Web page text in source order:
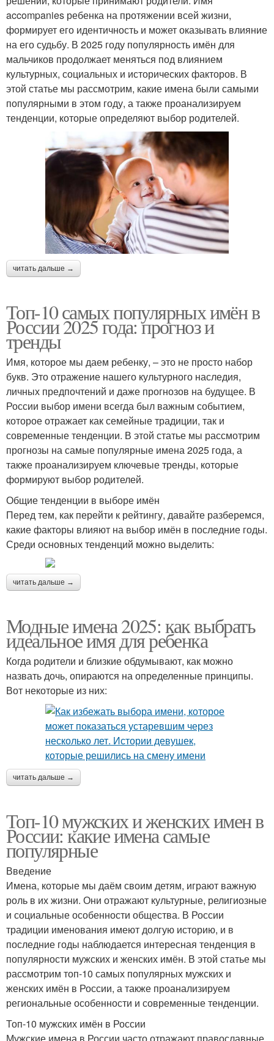
accompanies ребенка на протяжении всей жизни,
формирует его идентичность и может оказывать влияние
на его судьбу. В 2025 году популярность имён для
мальчиков продолжает меняться под влиянием
культурных, социальных и исторических факторов. В
этой статье мы рассмотрим, какие имена были самыми
популярными в этом году, а также проанализируем
тенденции, которые определяют выбор родителей.
читать дальше →
Топ-10 самых популярных имён в
России 2025 года: прогноз и
тренды
Имя, которое мы даем ребенку, – это не просто набор
букв. Это отражение нашего культурного наследия,
личных предпочтений и даже прогнозов на будущее. В
России выбор имени всегда был важным событием,
которое отражает как семейные традиции, так и
современные тенденции. В этой статье мы рассмотрим
прогнозы на самые популярные имена 2025 года, а
также проанализируем ключевые тренды, которые
формируют выбор родителей.
Общие тенденции в выборе имён
Перед тем, как перейти к рейтингу, давайте разберемся,
какие факторы влияют на выбор имён в последние годы.
Среди основных тенденций можно выделить:
читать дальше →
Модные имена 2025: как выбрать
идеальное имя для ребенка
Когда родители и близкие обдумывают, как можно
назвать дочь, опираются на определенные принципы.
Вот некоторые из них:
читать дальше →
Топ-10 мужских и женских имен в
России: какие имена самые
популярные
Введение
Имена, которые мы даём своим детям, играют важную
роль в их жизни. Они отражают культурные, религиозные
и социальные особенности общества. В России
традиции именования имеют долгую историю, и в
последние годы наблюдается интересная тенденция в
популярности мужских и женских имён. В этой статье мы
рассмотрим топ-10 самых популярных мужских и
женских имён в России, а также проанализируем
региональные особенности и современные тенденции.
Топ-10 мужских имён в России